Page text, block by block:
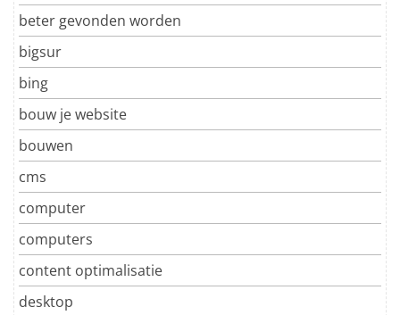
beter gevonden worden
bigsur
bing
bouw je website
bouwen
cms
computer
computers
content optimalisatie
desktop